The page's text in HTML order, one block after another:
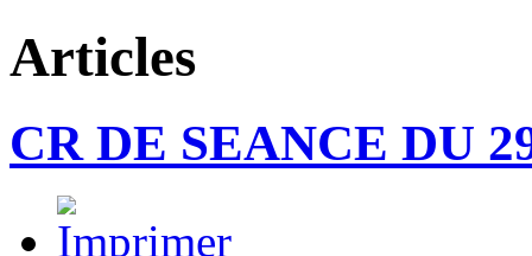
Articles
CR DE SEANCE DU